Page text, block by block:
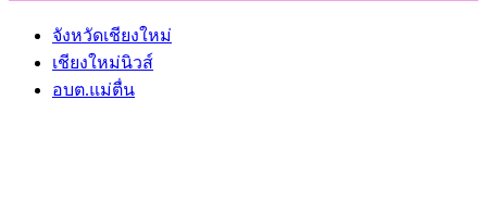
จังหวัดเชียงใหม่
เชียงใหม่นิวส์
อบต.แม่ตื่น